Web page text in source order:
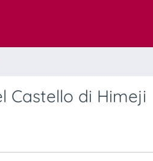
Castello di Himeji